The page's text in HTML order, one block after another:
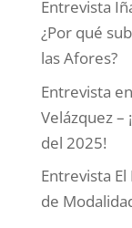
Entrevista
¿Por qué
las Afores?
Entrevista
Velázquez
del 2025!
Entrevista
de